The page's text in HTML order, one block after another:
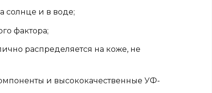
солнце и в воде;
фактора;
распределяется на коже, не
и высококачественные УФ-